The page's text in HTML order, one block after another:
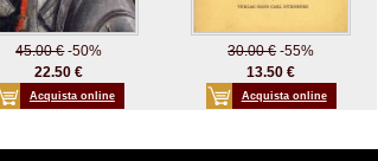
45.00 €-50%
22.50 €
Acquista online
30.00 €-55%
13.50 €
Acquista online